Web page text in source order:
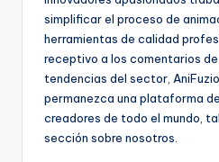
simplificar el proceso de
herramientas de calidad
receptivo a los comentarios de
tendencias del sector,
permanezca una plataforma
creadores de todo el mundo,
sección sobre nosotros.